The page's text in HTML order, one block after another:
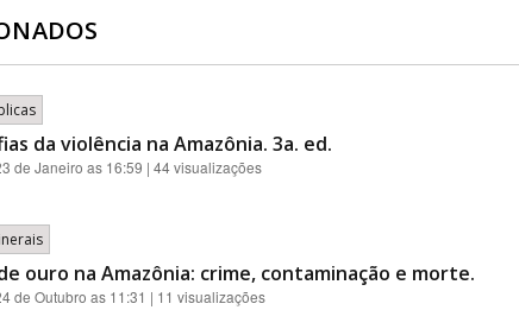
da violência na Amazônia. 3a. ed.
de Janeiro as 16:59 | 44 visualizações
ouro na Amazônia: crime, contaminação e morte.
de Outubro as 11:31 | 11 visualizações